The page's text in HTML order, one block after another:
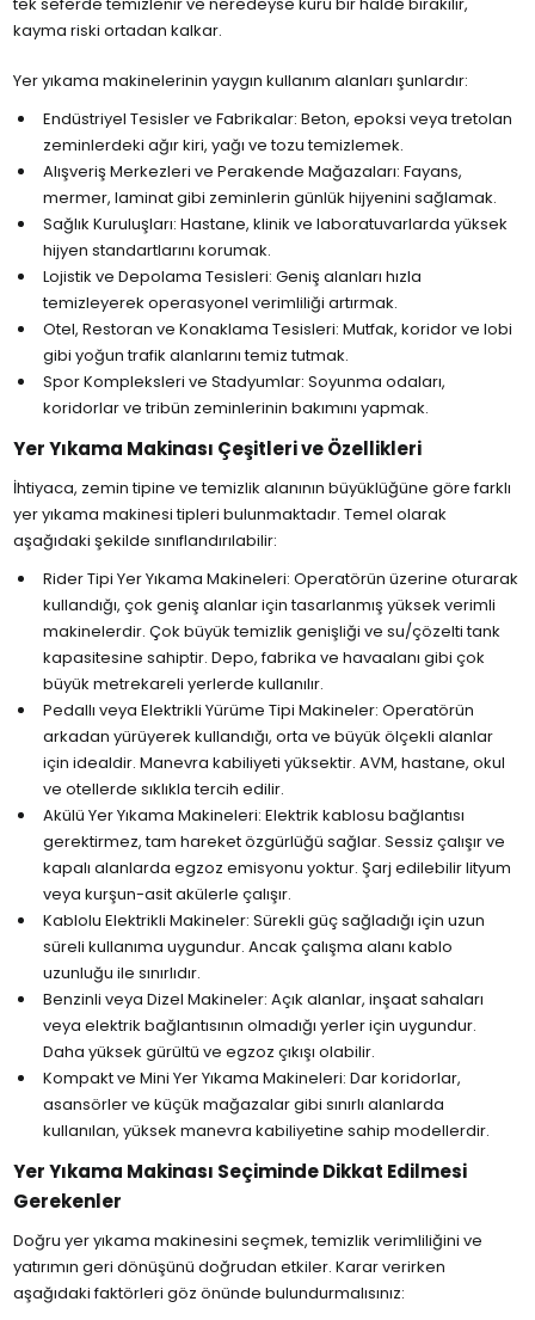
kayma riski ortadan kalkar.
Yer yıkama makinelerinin yaygın kullanım alanları şunlardır:
Endüstriyel Tesisler ve Fabrikalar: Beton, epoksi veya tretolan
zeminlerdeki ağır kiri, yağı ve tozu temizlemek.
Alışveriş Merkezleri ve Perakende Mağazaları: Fayans,
mermer, laminat gibi zeminlerin günlük hijyenini sağlamak.
Sağlık Kuruluşları: Hastane, klinik ve laboratuvarlarda yüksek
hijyen standartlarını korumak.
Lojistik ve Depolama Tesisleri: Geniş alanları hızla
temizleyerek operasyonel verimliliği artırmak.
Otel, Restoran ve Konaklama Tesisleri: Mutfak, koridor ve lobi
gibi yoğun trafik alanlarını temiz tutmak.
Spor Kompleksleri ve Stadyumlar: Soyunma odaları,
koridorlar ve tribün zeminlerinin bakımını yapmak.
Yer Yıkama Makinası Çeşitleri ve Özellikleri
İhtiyaca, zemin tipine ve temizlik alanının büyüklüğüne göre farklı
yer yıkama makinesi tipleri bulunmaktadır. Temel olarak
aşağıdaki şekilde sınıflandırılabilir:
Rider Tipi Yer Yıkama Makineleri: Operatörün üzerine oturarak
kullandığı, çok geniş alanlar için tasarlanmış yüksek verimli
makinelerdir. Çok büyük temizlik genişliği ve su/çözelti tank
kapasitesine sahiptir. Depo, fabrika ve havaalanı gibi çok
büyük metrekareli yerlerde kullanılır.
Pedallı veya Elektrikli Yürüme Tipi Makineler: Operatörün
arkadan yürüyerek kullandığı, orta ve büyük ölçekli alanlar
için idealdir. Manevra kabiliyeti yüksektir. AVM, hastane, okul
ve otellerde sıklıkla tercih edilir.
Akülü Yer Yıkama Makineleri: Elektrik kablosu bağlantısı
gerektirmez, tam hareket özgürlüğü sağlar. Sessiz çalışır ve
kapalı alanlarda egzoz emisyonu yoktur. Şarj edilebilir lityum
veya kurşun-asit akülerle çalışır.
Kablolu Elektrikli Makineler: Sürekli güç sağladığı için uzun
süreli kullanıma uygundur. Ancak çalışma alanı kablo
uzunluğu ile sınırlıdır.
Benzinli veya Dizel Makineler: Açık alanlar, inşaat sahaları
veya elektrik bağlantısının olmadığı yerler için uygundur.
Daha yüksek gürültü ve egzoz çıkışı olabilir.
Kompakt ve Mini Yer Yıkama Makineleri: Dar koridorlar,
asansörler ve küçük mağazalar gibi sınırlı alanlarda
kullanılan, yüksek manevra kabiliyetine sahip modellerdir.
Yer Yıkama Makinası Seçiminde Dikkat Edilmesi
Gerekenler
Doğru yer yıkama makinesini seçmek, temizlik verimliliğini ve
yatırımın geri dönüşünü doğrudan etkiler. Karar verirken
aşağıdaki faktörleri göz önünde bulundurmalısınız: